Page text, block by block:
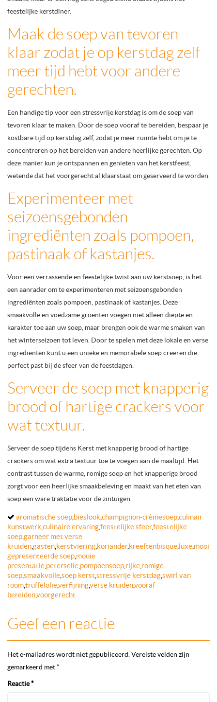
feestelijke kerstdiner.
Maak de soep van tevoren
klaar zodat je op kerstdag zelf
meer tijd hebt voor andere
gerechten.
Een handige tip voor een stressvrije kerstdag is om de soep van
tevoren klaar te maken. Door de soep vooraf te bereiden, bespaar je
kostbare tijd op kerstdag zelf, zodat je meer ruimte hebt om je te
concentreren op het bereiden van andere heerlijke gerechten. Op
deze manier kun je ontspannen en genieten van het kerstfeest,
wetende dat het voorgerecht al klaarstaat om geserveerd te worden.
Experimenteer met
seizoensgebonden
ingrediënten zoals pompoen,
pastinaak of kastanjes.
Voor een verrassende en feestelijke twist aan uw kerstsoep, is het
een aanrader om te experimenteren met seizoensgebonden
ingrediënten zoals pompoen, pastinaak of kastanjes. Deze
smaakvolle en voedzame groenten voegen niet alleen diepte en
karakter toe aan uw soep, maar brengen ook de warme smaken van
het winterseizoen tot leven. Door te spelen met deze lokale en verse
ingrediënten kunt u een unieke en memorabele soep creëren die
perfect past bij de sfeer van de feestdagen.
Serveer de soep met knapperig
brood of hartige crackers voor
wat textuur.
Serveer de soep tijdens Kerst met knapperig brood of hartige
crackers om wat extra textuur toe te voegen aan de maaltijd. Het
contrast tussen de warme, romige soep en het knapperige brood
zorgt voor een heerlijke smaakbeleving en maakt van het eten van
soep een ware traktatie voor de zintuigen.
aromatische soep bieslook champignon-crèmesoepculinair
kunstwerk culinaire ervaringfeestelijke sfeer,feestelijke
soepgarneer met verse
kruidengasten kerstviering koriander,kreeftenbisque luxe mooi
gepresenteerde soep mooie
presentatie peterselie pompoensoep rijke romige
soepsmaakvollesoep kerst stressvrije kerstdagswirl van
roomtruffelolieverfijningverse kruidenvooraf
bereidenvoorgerecht
Geef een reactie
Het e-mailadres wordt niet gepubliceerd. Vereiste velden zijn
gemarkeerd met*
Reactie*